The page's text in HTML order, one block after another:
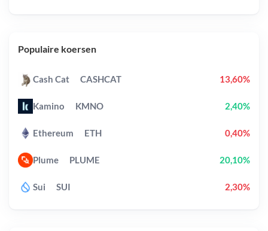
Populaire koersen
Cash Cat CASHCAT 13,60%
Kamino KMNO 2,40%
Ethereum ETH 0,40%
Plume PLUME 20,10%
Sui SUI 2,30%